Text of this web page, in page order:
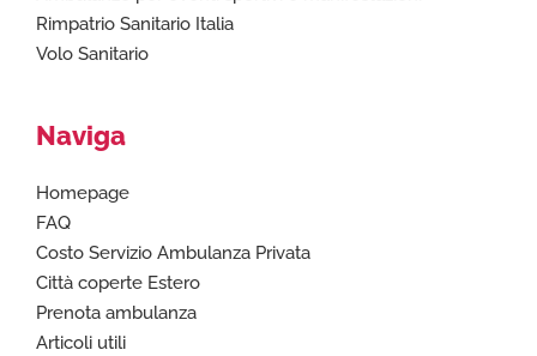
Rimpatrio Sanitario Italia
Volo Sanitario
Naviga
Homepage
FAQ
Costo Servizio Ambulanza Privata
Città coperte Estero
Prenota ambulanza
Articoli utili